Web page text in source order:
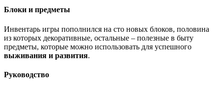
Блоки и предметы
Инвентарь игры пополнился на сто новых блоков, половина
из которых декоративные, остальные – полезные в быту
предметы, которые можно использовать для успешного
выживания и развития.
Руководство